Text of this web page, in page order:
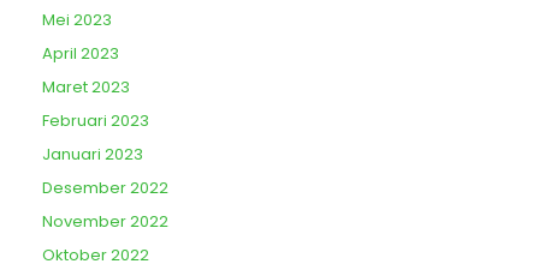
Mei 2023
April 2023
Maret 2023
Februari 2023
Januari 2023
Desember 2022
November 2022
Oktober 2022